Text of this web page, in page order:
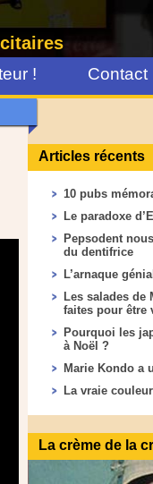
! Contact
Articles récents
10 pubs
Le paradoxe
Pepsodent
du dentifrice
L’arnaque
Les salades de
faites pour être
Pourquoi les
à Noël ?
Marie Kondo a
La vraie
La crème de la